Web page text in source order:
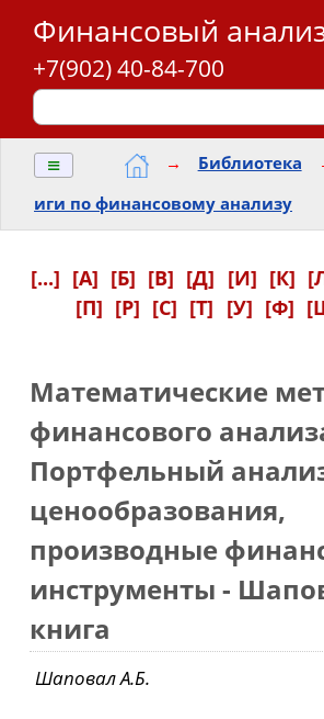
Финансовый
+7(902) 40-84-700
≡ → Библиотека
иги по финансовому анализу
[...] [А] [Б] [В] [Д] [И] [К]
[П] [Р] [С] [Т] [У] [Ф]
Математические
финансового
Портфельный
ценообразования,
производные
инструменты -
книга
Шаповал А.Б.